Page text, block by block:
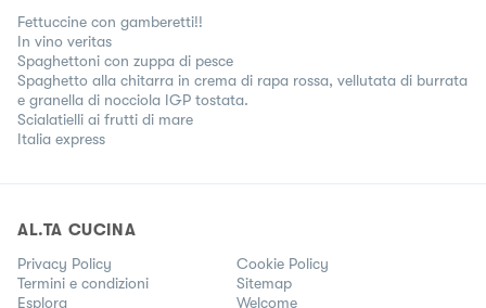
Fettuccine con gamberetti!!
In vino veritas
Spaghettoni con zuppa di pesce
Spaghetto alla chitarra in crema di rapa rossa, vellutata di burrata
e granella di nocciola IGP tostata.
Scialatielli ai frutti di mare
Italia express
AL.TA CUCINA
Privacy Policy
Cookie Policy
Termini e condizioni
Sitemap
Esplora
Welcome